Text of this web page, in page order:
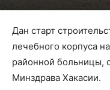
Дан старт
лечебного корпуса
районной больницы,
Минздрава Хакасии.